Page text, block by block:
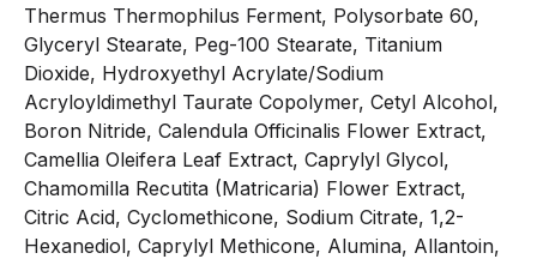
Thermus Thermophilus Ferment, Polysorbate 60,
Glyceryl Stearate, Peg-100 Stearate, Titanium
Dioxide, Hydroxyethyl Acrylate/Sodium
Acryloyldimethyl Taurate Copolymer, Cetyl Alcohol,
Boron Nitride, Calendula Officinalis Flower Extract,
Camellia Oleifera Leaf Extract, Caprylyl Glycol,
Chamomilla Recutita (Matricaria) Flower Extract,
Citric Acid, Cyclomethicone, Sodium Citrate, 1,2-
Hexanediol, Caprylyl Methicone, Alumina, Allantoin,